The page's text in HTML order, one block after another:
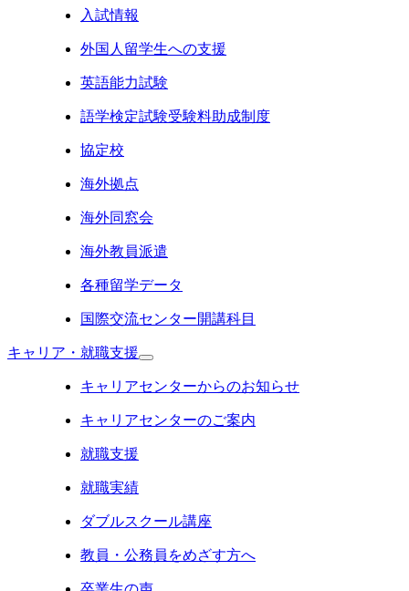
入試情報
外国人留学生への支援
英語能力試験
語学検定試験受験料助成制度
協定校
海外拠点
海外同窓会
海外教員派遣
各種留学データ
国際交流センター開講科目
キャリア・就職支援
キャリアセンターからのお知らせ
キャリアセンターのご案内
就職支援
就職実績
ダブルスクール講座
教員・公務員をめざす方へ